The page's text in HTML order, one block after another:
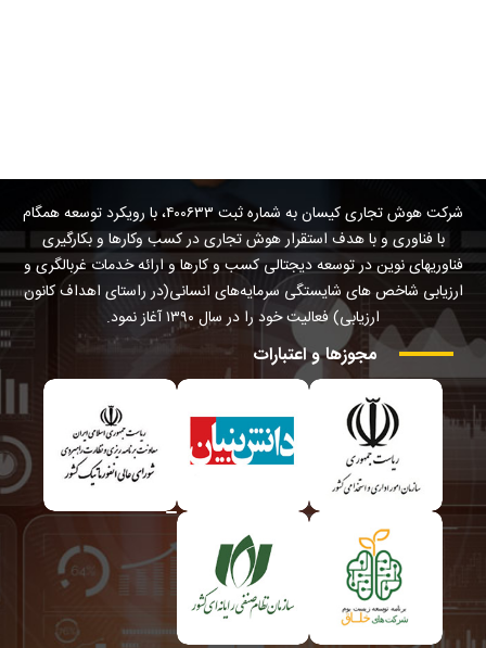
شرکت هوش تجاری کیسان به شماره ثبت ۴۰۰۶۳۳، با رویکرد توسعه همگام
با فناوری و با هدف استقرار هوش تجاری در کسب وکارها و بکارگیری
فناوریهای نوین در توسعه دیجتالی کسب و کارها و ارائه خدمات غربالگری و
ارزیابی شاخص های شایستگی سرمایه‌های انسانی(در راستای اهداف کانون
ارزیابی) فعالیت خود را در سال ۱۳۹۰ آغاز نمود.
مجوزها و اعتبارات